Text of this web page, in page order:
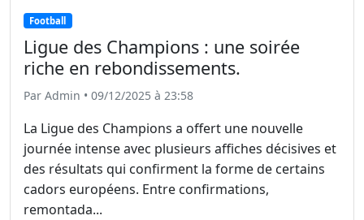
Football
Ligue des Champions : une soirée
riche en rebondissements.
Par Admin • 09/12/2025 à 23:58
La Ligue des Champions a offert une nouvelle
journée intense avec plusieurs affiches décisives et
des résultats qui confirment la forme de certains
cadors européens. Entre confirmations,
remontada...